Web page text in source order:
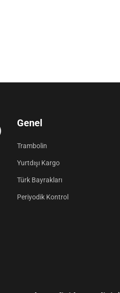
Genel
Trambolin
Yurtdışı Kargo
Türk Bayrakları
Periyodik Kontrol